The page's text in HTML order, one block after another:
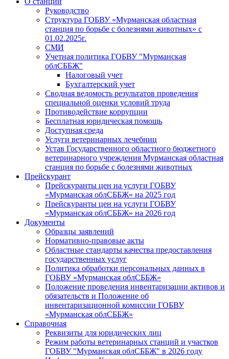
Руководство
Структура ГОБВУ «Мурманская областная
станция по борьбе с болезнями животных» c
01.02.2025г.
СМИ
Учетная политика ГОБВУ "Мурманская
облСББЖ"
Налоговый учет
Бухгалтерский учет
Сводная ведомость результатов проведения
специальной оценки условий труда
Противодействие коррупции
Бесплатная юридическая помощь
Доступная среда
Услуги ветеринарных лечебниц
Устав Государственного областного бюджетного
ветеринарного учреждения Мурманская областная
станция по борьбе с болезнями животных
Прейскурант
Прейскуранты цен на услуги ГОБВУ
«Мурманская облСББЖ» на 2025 год
Прейскуранты цен на услуги ГОБВУ
«Мурманская облСББЖ» на 2026 год
Документы
Образцы заявлений
Нормативно-правовые акты
Областные стандарты качества предоставления
государственных услуг
Политика обработки персональных данных в
ГОБВУ «Мурманская облСББЖ»
Положение проведения инвентаризации активов и
обязательств и Положение об
инвентаризационной комиссии ГОБВУ
«Мурманская облСББЖ»
Справочная
Реквизиты для юридических лиц
Режим работы ветеринарных станций и участков
ГОБВУ "Мурманская облСББЖ" в 2026 году